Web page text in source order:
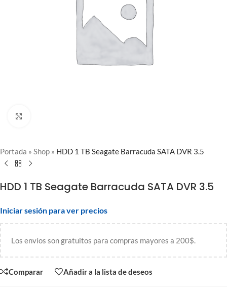
Portada » Shop » HDD 1 TB Seagate Barracuda SATA DVR 3.5
HDD 1 TB Seagate Barracuda SATA DVR 3.5
Iniciar sesión para ver precios
Los envíos son gratuitos para compras mayores a 200$.
Comparar Añadir a la lista de deseos